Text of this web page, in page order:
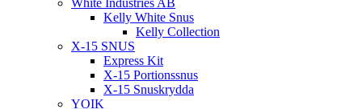
White Industries AB
Kelly White Snus
Kelly Collection
X-15 SNUS
Express Kit
X-15 Portionssnus
X-15 Snuskrydda
YOIK